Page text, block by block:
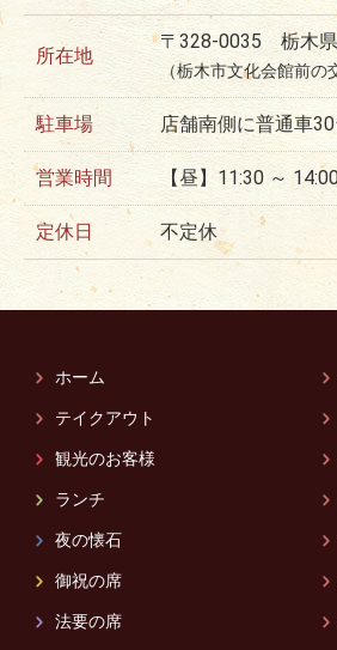
所在地
〒328-0035 栃木
（栃木市文化会館前
駐車場 店舗南側に普通車
営業時間 【昼】11:30 ～
定休日 不定休
ホーム
テイクアウト
観光のお客様
ランチ
夜の懐石
御祝の席
法要の席